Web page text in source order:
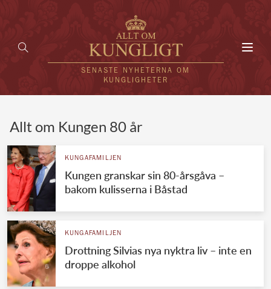
SENASTE NYHETERNA OM
KUNGLIGHETER
UTLÄNDSKT
VÄRLDENS KUNGAHUS
Svenska kungahuset
Brittiska kungahuset
REDAKTION
Allt om Kungen 80 år
KUNGAFAMILJEN
Kungen granskar sin 80-årsgåva –
bakom kulisserna i Båstad
KUNGAFAMILJEN
Drottning Silvias nya nyktra liv – inte en
droppe alkohol